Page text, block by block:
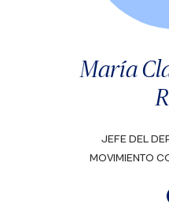
María
JEFE DEL
MOVIMIENTO